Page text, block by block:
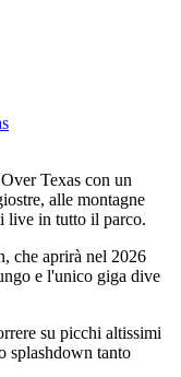
Texas con un
alle montagne
live in tutto il parco.
che aprirà nel 2026
e l'unico giga dive
su picchi altissimi
splashdown tanto